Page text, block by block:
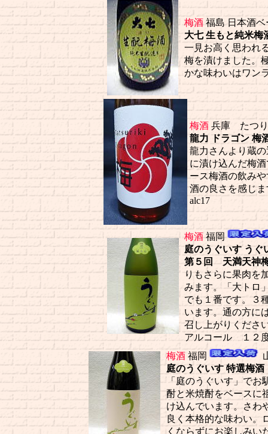
梅酒 福島 日本酒
大七 生もと純米
一見お高く思われ
梅を漬けました。
かな味わいはワン
梅酒 兵庫 たつ
龍力 ドラゴン 梅
龍力さんより蔵
に漬け込んだ梅
ース梅酒の飲み
酒の良さを感じ
alc17
梅酒福岡
庭のうぐいす うぐ
第５回 天満天神
りもさらに果肉を
みます。「大トロ
でも１番です。３
います。通の方に
召し上がりくださ
アルコール １２
梅酒 福岡
庭のうぐいす 特選梅
「庭のうぐいす」で
酎と米焼酎をベースに
け込んでいます。さわ
良く本格的な味わい。
くならずにお楽しみい